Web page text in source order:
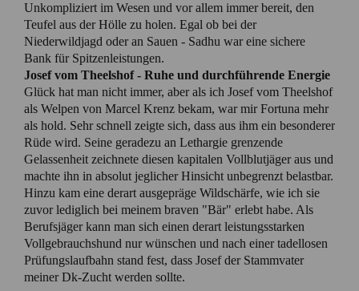
Unkompliziert im Wesen und vor allem immer bereit, den
Teufel aus der Hölle zu holen. Egal ob bei der
Niederwildjagd oder an Sauen - Sadhu war eine sichere
Bank für Spitzenleistungen.
Josef vom Theelshof - Ruhe und durchführende Energie
Glück hat man nicht immer, aber als ich Josef vom Theelshof
als Welpen von Marcel Krenz bekam, war mir Fortuna mehr
als hold. Sehr schnell zeigte sich, dass aus ihm ein besonderer
Rüde wird. Seine geradezu an Lethargie grenzende
Gelassenheit zeichnete diesen kapitalen Vollblutjäger aus und
machte ihn in absolut jeglicher Hinsicht unbegrenzt belastbar.
Hinzu kam eine derart ausgepräge Wildschärfe, wie ich sie
zuvor lediglich bei meinem braven "Bär" erlebt habe. Als
Berufsjäger kann man sich einen derart leistungsstarken
Vollgebrauchshund nur wünschen und nach einer tadellosen
Prüfungslaufbahn stand fest, dass Josef der Stammvater
meiner Dk-Zucht werden sollte.